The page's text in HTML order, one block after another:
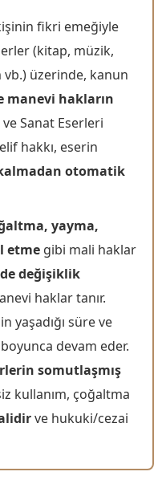
fikri emeğiyle
(kitap, müzik,
vb.) üzerinde, kanun
manevi hakların
ve Sanat Eserleri
hakkı, eserin
otomatik
yayma,
etme gibi mali haklar
değişiklik
haklar tanır.
yaşadığı süre ve
boyunca devam eder.
somutlaşmış
kullanım, çoğaltma
ve hukuki/cezai